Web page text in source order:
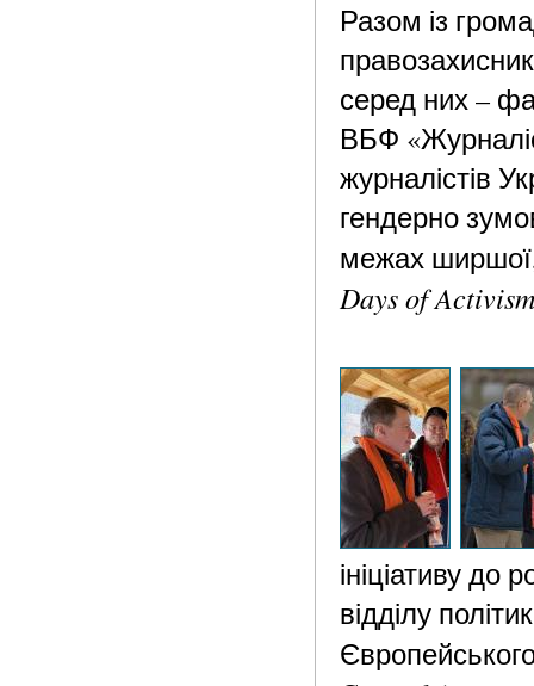
Разом із
серед них –
ВБФ
журналістів
гендерно
межах ширшої,
Days of Activism
ініціативу до
відділу